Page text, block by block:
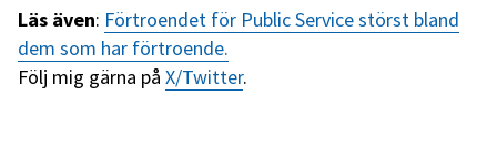
Läs även: Förtroendet för Public Service störst bland
dem som har förtroende.
Följ mig gärna på X/Twitter.